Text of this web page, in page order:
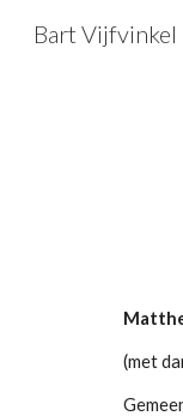
Bart Vijfvinkel
(met